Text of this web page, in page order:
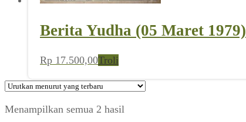
Berita Yudha (05 Maret 1979)
Rp 17.500,00Troli
Menampilkan semua 2 hasil